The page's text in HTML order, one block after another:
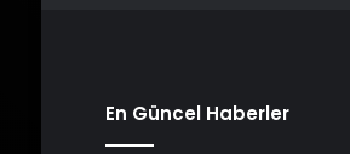
En Güncel Haberler